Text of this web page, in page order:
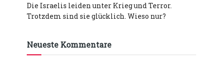
Die Israelis leiden unter Krieg und Terror.
Trotzdem sind sie glücklich. Wieso nur?
Neueste Kommentare